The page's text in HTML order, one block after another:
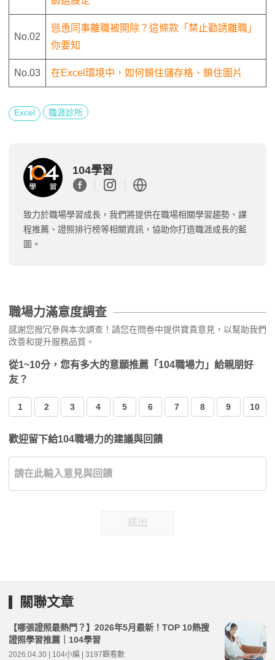
No.02
慫恿同事離職被開除？這條款「禁止勸誘離職」
你要知
No.03 在Excel環境中，如何鎖住儲存格、鎖住圖片
Excel 職涯診所
104學習
致力於職場學習成長，我們將提供在職場相關學習趨勢、課
程推薦、證照排行榜等相關資訊，協助你打造職涯成長的藍
圖。
職場力滿意度調查
感謝您撥冗參與本次調查！請您在問卷中提供寶貴意見，以幫助我們
改善和提升服務品質。
從1~10分，您有多大的意願推薦「104職場力」給親朋好
友？
1 2 3 4 5 6 7 8 9 10
歡迎留下給104職場力的建議與回饋
送出
關聯文章
【哪張證照最熱門？】2026年5月最新！TOP 10熱搜
證照學習推薦｜104學習
2026.04.30 | 104小編 | 3197觀看數